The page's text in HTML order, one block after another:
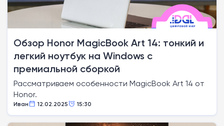
Обзор Honor MagicBook Art 14: тонкий и
легкий ноутбук на Windows с
премиальной сборкой
Рассматриваем особенности MagicBook Art 14 от
Honor.
Иван 12.02.2025 15:30